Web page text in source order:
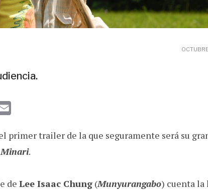
a
i
primer trailer de la que seguramente será su
Minari.
de Lee Isaac Chung (Munyurangabo) cuenta